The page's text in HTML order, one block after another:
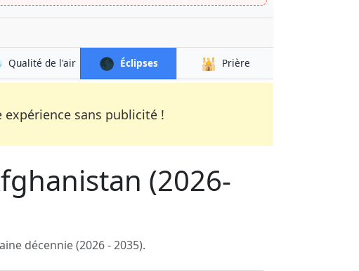
Qualité de l'air 🌑 Éclipses 🕌 Prière
expérience sans publicité !
(2026-
décennie (2026 - 2035).